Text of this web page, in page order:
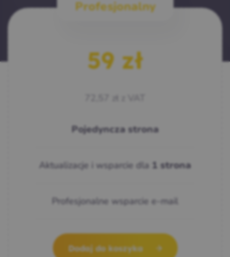
Profesjonalny
59 zł
Pojedyncza strona
Aktualizacje i wsparcie dla 1 strona
Profesjonalne wsparcie e-mail
Dodaj do koszyka